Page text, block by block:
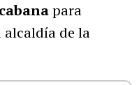
para
alcaldía de la